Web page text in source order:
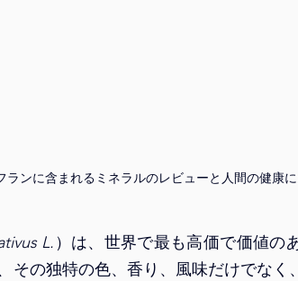
ランに含まれるミネラルのレビューと人間の健康
L. ）は、世界で最も高価で価値の
その独特の色、香り、風味だけでなく